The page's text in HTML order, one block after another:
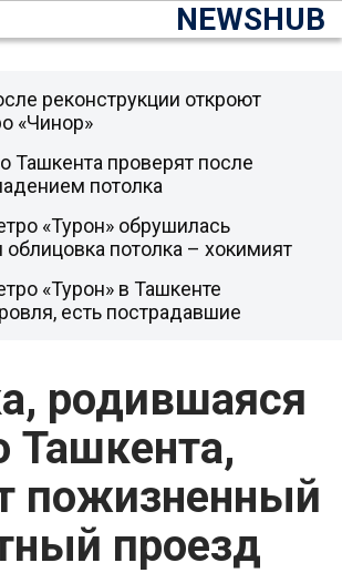
NEWSHUB
родившаяся
Ташкента,
пожизненный
проезд
реконструкции откроют
«Чинор»
Ташкента проверят после
потолка
«Турон» обрушилась
облицовка потолка – хокимият
«Турон» в Ташкенте
есть пострадавшие